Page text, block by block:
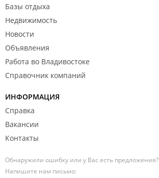
Базы отдыха
Недвижимость
Новости
Объявления
Работа во Владивостоке
Справочник компаний
ИНФОРМАЦИЯ
Справка
Вакансии
Контакты
Обнаружили ошибку или у Вас есть предложения?
Напишите нам письмо: